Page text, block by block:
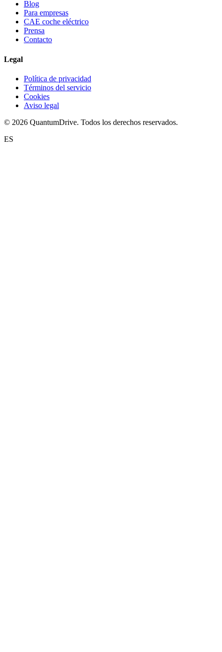
Blog
Para empresas
CAE coche eléctrico
Prensa
Contacto
Legal
Política de privacidad
Términos del servicio
Cookies
Aviso legal
© 2026 QuantumDrive. Todos los derechos reservados.
ES